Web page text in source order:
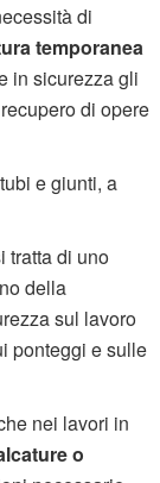
di
temporanea
in sicurezza gli
di opere
e giunti, a
tratta di uno
della
sul lavoro
ponteggi e sulle
nei lavori in
o